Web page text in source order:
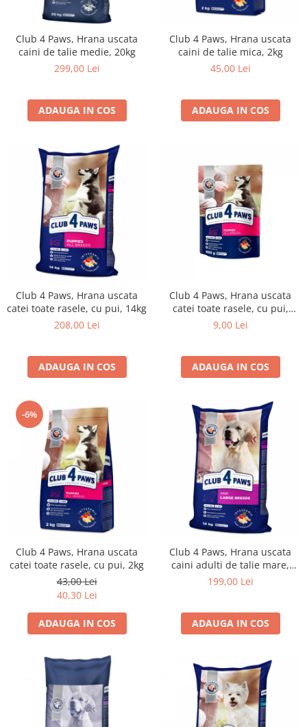
Club 4 Paws, Hrana uscata
caini de talie medie, 20kg
299,00 Lei
ADAUGA IN COS
Club 4 Paws, Hrana uscata
caini de talie mica, 2kg
45,00 Lei
ADAUGA IN COS
Club 4 Paws, Hrana uscata
catei toate rasele, cu pui, 14kg
208,00 Lei
ADAUGA IN COS
Club 4 Paws, Hrana uscata
catei toate rasele, cu pui,
400g
9,00 Lei
ADAUGA IN COS
-6%
Club 4 Paws, Hrana uscata
catei toate rasele, cu pui, 2kg
43,00 Lei
40,30 Lei
ADAUGA IN COS
Club 4 Paws, Hrana uscata
caini adulti de talie mare,
14kg
199,00 Lei
ADAUGA IN COS